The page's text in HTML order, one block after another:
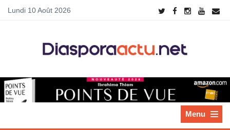
Lundi 10 Août 2026
Menu